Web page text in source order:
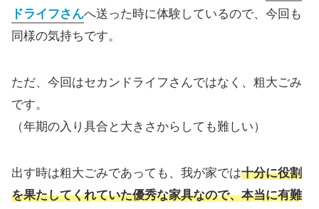
ドライフさんへ送った時に体験しているので、今回も
同様の気持ちです。
ただ、今回はセカンドライフさんではなく、粗大ごみ
です。
（年期の入り具合と大きさからしても難しい）
出す時は粗大ごみであっても、我が家では十分に役割
を果たしてくれていた優秀な家具なので、本当に有難